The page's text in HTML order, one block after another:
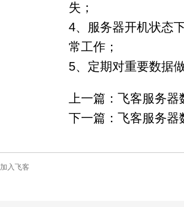
失；
4、服务器开机状态
常工作；
5、定期对重要数据
上一篇： 飞客服务器
下一篇： 飞客服务器
加入飞客